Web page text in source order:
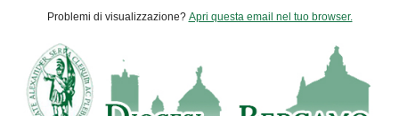
Problemi di visualizzazione? Apri questa email nel tuo browser.